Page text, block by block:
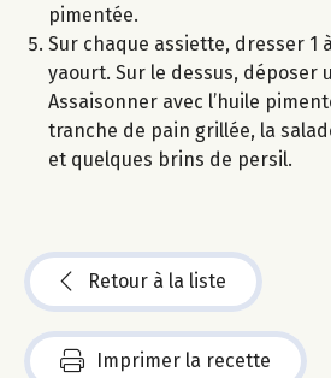
pimentée.
Sur chaque assiette, dresser 1
yaourt. Sur le dessus, déposer
Assaisonner avec l’huile
tranche de pain grillée, la
et quelques brins de persil.
Retour à la liste
Imprimer la recette